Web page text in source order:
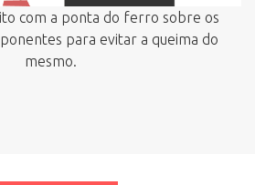
com a ponta do ferro sobre os
para evitar a queima do
mesmo.